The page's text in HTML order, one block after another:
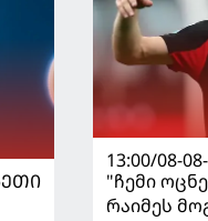
13:00/08-
"ჩემი
რაიმეს